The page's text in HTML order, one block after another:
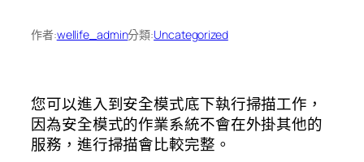
作者:wellife_admin分類:Uncategorized
您可以進入到安全模式底下執行掃描工作，
因為安全模式的作業系統不會在外掛其他的
服務，進行掃描會比較完整。